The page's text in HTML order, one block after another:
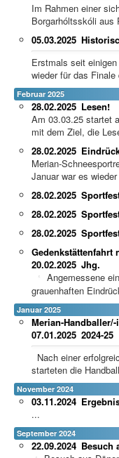
Im Rahmen einer
Borgarhóltsskóli aus
05.03.2025
Erstmals seit
wieder für das Finale
Februar 2025
Lesen!
28.02.2025
Am 03.03.25 startet
mit dem Ziel, die
28.02.2025
Merian-
Januar war es
28.02.2025
28.02.2025
28.02.2025
Gedenkstättenfahrt
Jhg.
20.02.2025
Angemessene
grauenhaften
Januar 2025
Merian-
2024-25
07.01.2025
Nach einer
starteten die
November 2024
03.11.2024
...
September 2024
Besuch
22.09.2024